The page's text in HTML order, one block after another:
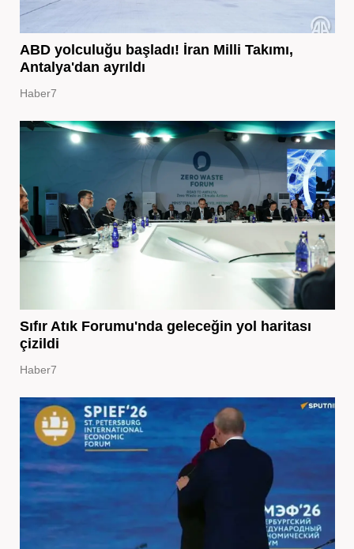
ABD yolculuğu başladı! İran Milli Takımı,
Antalya'dan ayrıldı
Haber7
Sıfır Atık Forumu'nda geleceğin yol haritası
çizildi
Haber7